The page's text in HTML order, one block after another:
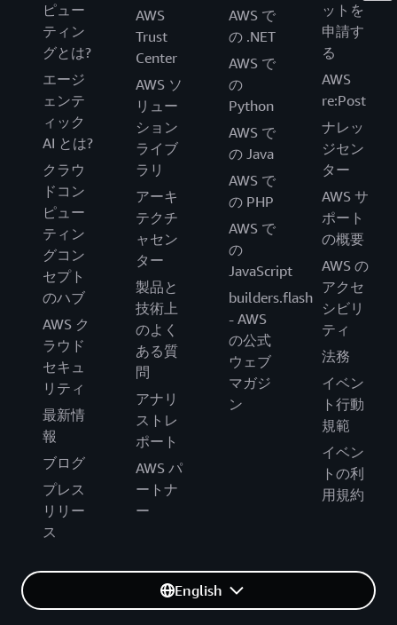
ピュー
ティン
グとは?
エージ
ェンテ
ィック
AI とは?
クラウ
ドコン
ピュー
ティン
グコン
セプト
のハブ
AWS ク
ラウド
セキュ
リティ
最新情
報
ブログ
プレス
リリー
ス
AWS
Trust
Center
AWS ソ
リュー
ション
ライブ
ラリ
アーキ
テクチ
ャセン
ター
製品と
技術上
のよく
ある質
問
アナリ
ストレ
ポート
AWS パ
ートナ
ー
AWS で
の .NET
AWS で
の
Python
AWS で
の Java
AWS で
の PHP
AWS で
の
JavaScript
builders.flash
- AWS
の公式
ウェブ
マガジ
ン
ットを
申請す
る
AWS
re:Post
ナレッ
ジセン
ター
AWS サ
ポート
の概要
AWS の
アクセ
シビリ
ティ
法務
イベン
ト行動
規範
イベン
トの利
用規約
English